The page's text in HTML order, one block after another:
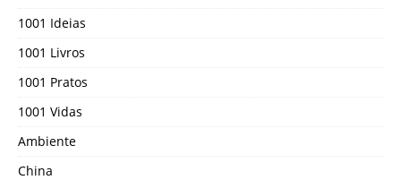
1001 Ideias
1001 Livros
1001 Pratos
1001 Vidas
Ambiente
China